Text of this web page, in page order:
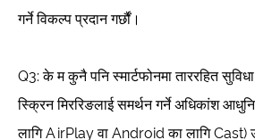
गर्ने विकल्प प्रदान गर्छौं।
Q3: के म कुनै पनि स्मार्टफोनमा ताररहित
स्क्रिन मिररिङलाई समर्थन गर्ने अधिकांश
लागि AirPlay वा Android का लागि Cast)